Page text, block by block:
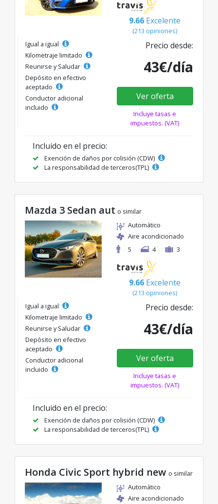
9.66 Excelente
(213 opiniones)
Igual a igual
Kilometraje limitado
Reunirse y Saludar
Depósito en efectivo
aceptado
Conductor adicional
incluido
Precio desde:
43€/día
Ver oferta
Incluye tasas e
impuestos. (VAT)
Incluido en el precio:
Exención de daños por colisión (CDW)
La responsabilidad de terceros(TPL)
Mazda 3 Sedan aut o similar
Automático
Aire acondicionado
5
4 3
9.66 Excelente
(213 opiniones)
Igual a igual
Kilometraje limitado
Reunirse y Saludar
Depósito en efectivo
aceptado
Conductor adicional
incluido
Precio desde:
43€/día
Ver oferta
Incluye tasas e
impuestos. (VAT)
Incluido en el precio:
Exención de daños por colisión (CDW)
La responsabilidad de terceros(TPL)
Honda Civic Sport hybrid new o similar
Automático
Aire acondicionado